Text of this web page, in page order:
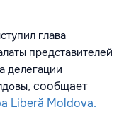
глава
представителей
делегации
сообщает
Liberă Moldova.